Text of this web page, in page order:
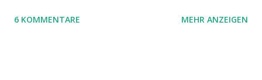
sie Ihnen vor.
6 KOMMENTARE MEHR ANZEIGEN